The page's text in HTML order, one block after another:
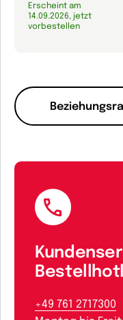
Erscheint am
14.09.2026, jetzt
vorbestellen
+49 761 2717300